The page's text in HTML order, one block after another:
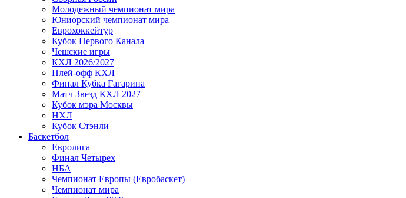
Молодежный чемпионат мира
Юниорский чемпионат мира
Еврохоккейтур
Кубок Первого Канала
Чешские игры
КХЛ 2026/2027
Плей-офф КХЛ
Финал Кубка Гагарина
Матч Звезд КХЛ 2027
Кубок мэра Москвы
НХЛ
Кубок Стэнли
Баскетбол
Евролига
Финал Четырех
НБА
Чемпионат Европы (Евробаскет)
Чемпионат мира